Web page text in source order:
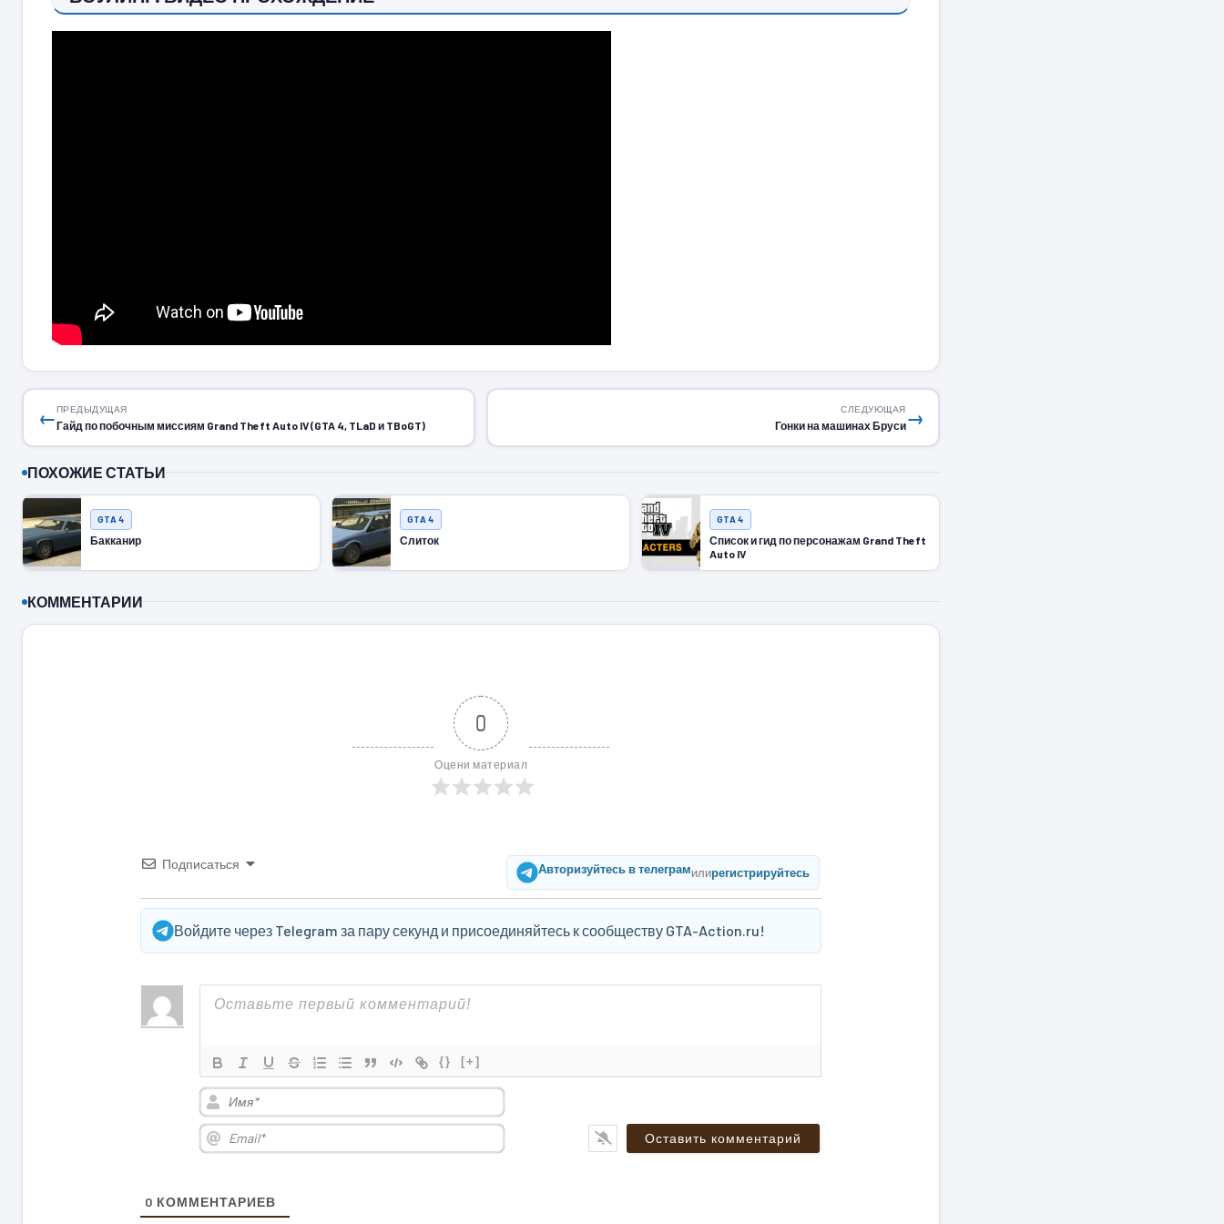
←ПРЕДЫДУЩАЯ
Гайд по побочным миссиям Grand Theft Auto IV (GTA 4, TLaD и TBoGT) →
СЛЕДУЮЩАЯ
Гонки на машинах Бруси
ПОХОЖИЕ СТАТЬИ
GTA 4
Бакканир
GTA 4
Слиток
GTA 4
Список и гид по персонажам Grand Theft
Auto IV
КОММЕНТАРИИ
0
Оцени материал
Подписаться Авторизуйтесь в телеграмилирегистрируйтесь
Войдите через Telegram за пару секунд и присоединяйтесь к сообществу GTA-Action.ru!
{} [+]
Имя*
Email*
0 КОММЕНТАРИЕВ